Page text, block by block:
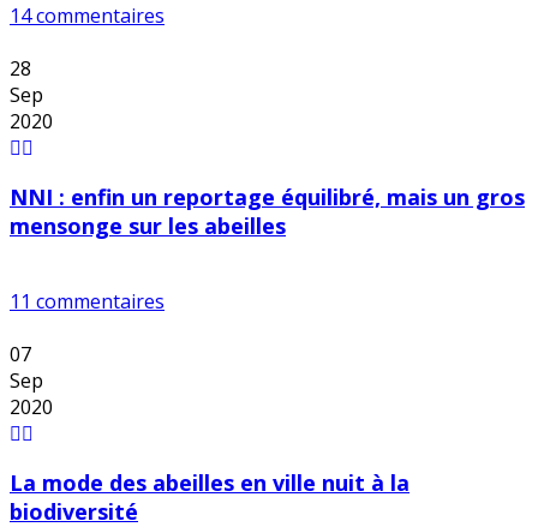
14 commentaires
28
Sep
2020
NNI : enfin un reportage équilibré, mais un gros
mensonge sur les abeilles
11 commentaires
07
Sep
2020
La mode des abeilles en ville nuit à la
biodiversité